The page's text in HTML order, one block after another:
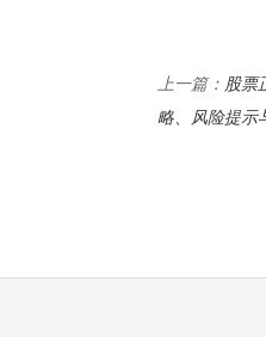
上一篇： 股票
略、风险提示